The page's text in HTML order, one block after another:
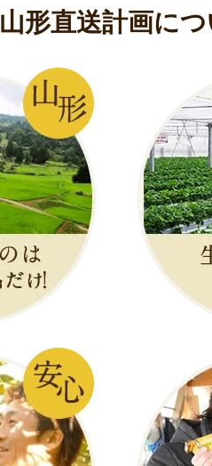
青菜漬
発送時期：12月上
発送目安：3～5日
賞味期限：冷蔵で
￥3,380 ～(送料
売切れ
焼畑 温海かぶ甘
発送時期：11月下
発送目安：3～5日
山形直送計画に